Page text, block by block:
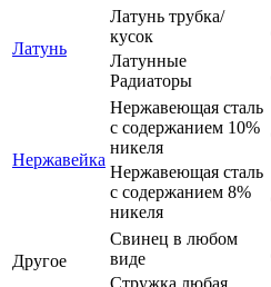
Латунь
Латунь трубка/
кусок
Латунные
Радиаторы
Нержавейка
Нержавеющая сталь
с содержанием 10%
никеля
Нержавеющая сталь
с содержанием 8%
никеля
Другое
Свинец в любом
виде
Стружка любая